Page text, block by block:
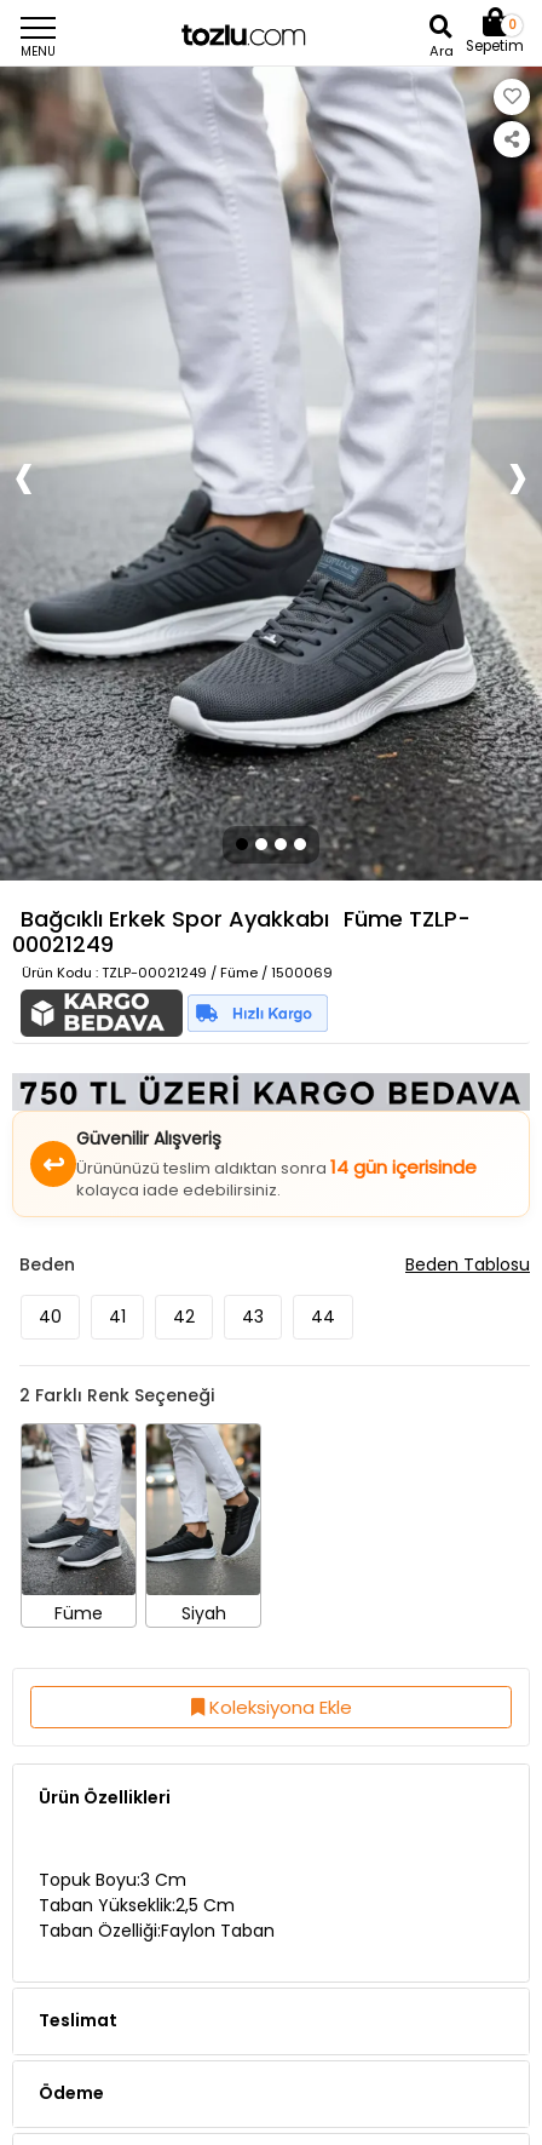
MENU Ara
0
Sepetim
Bağcıklı Erkek Spor Ayakkabı Füme TZLP-
00021249
Ürün Kodu : TZLP-00021249 / Füme / 1500069
↩
Güvenilir Alışveriş
Ürününüzü teslim aldıktan sonra 14 gün içerisinde
kolayca iade edebilirsiniz.
Beden
40 41 42 43 44
Beden Tablosu
2 Farklı Renk Seçeneği
Füme Siyah
Koleksiyona Ekle
Ürün Özellikleri
Topuk Boyu:3 Cm
Taban Yükseklik:2,5 Cm
Taban Özelliği:Faylon Taban
Teslimat
Ödeme